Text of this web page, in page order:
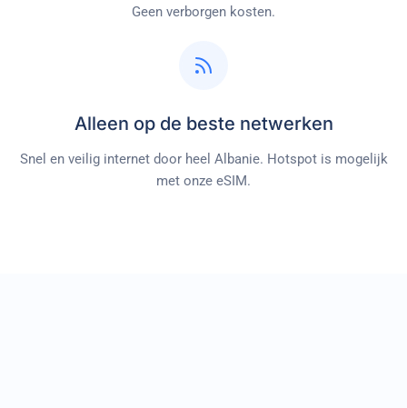
Geen verborgen kosten.
Alleen op de beste netwerken
Snel en veilig internet door heel Albanie. Hotspot is mogelijk
met onze eSIM.